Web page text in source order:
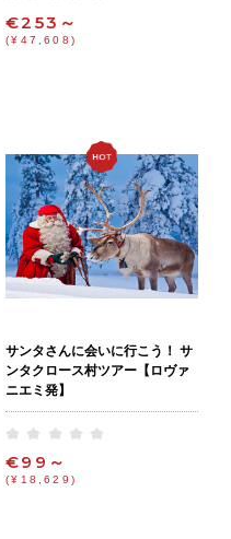
€253～
(¥47,608)
サンタさんに会いに行こう！ サ
ンタクロース村ツアー【ロヴァ
ニエミ発】
€99～
(¥18,629)